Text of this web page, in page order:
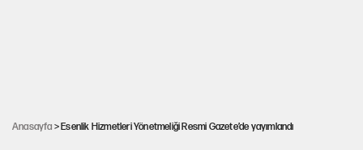
Anasayfa > Esenlik Hizmetleri Yönetmeliği Resmi Gazete’de yayımlandı